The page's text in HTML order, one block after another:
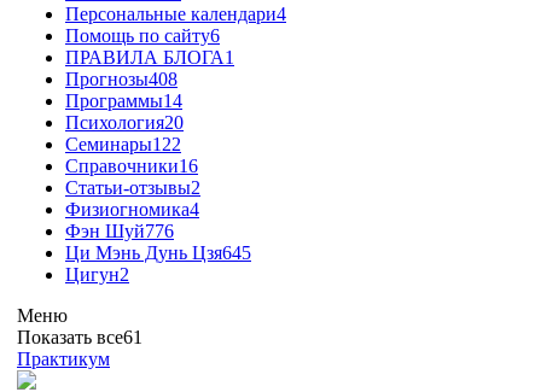
Персональные календари4
Помощь по сайту6
ПРАВИЛА БЛОГА1
Прогнозы408
Программы14
Психология20
Семинары122
Справочники16
Статьи-отзывы2
Физиогномика4
Фэн Шуй776
Ци Мэнь Дунь Цзя645
Цигун2
Меню
Показать все61
Практикум